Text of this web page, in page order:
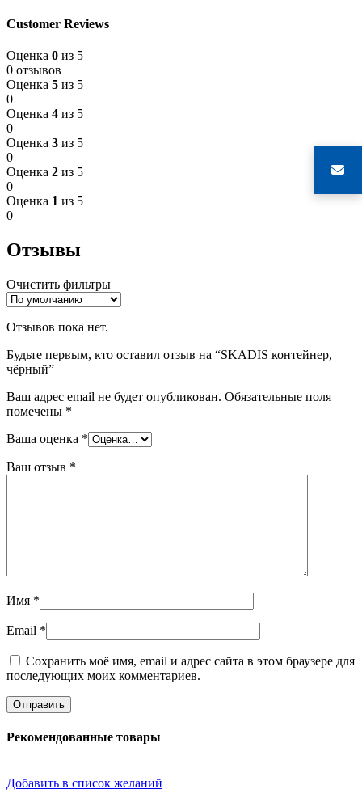
Customer Reviews
Оценка 0 из 5
0 отзывов
Оценка 5 из 5
0
Оценка 4 из 5
0
Оценка 3 из 5
0
Оценка 2 из 5
0
Оценка 1 из 5
0
Отзывы
Очистить фильтры
Отзывов пока нет.
Будьте первым, кто оставил отзыв на “SKADIS контейнер,
чёрный”
Ваш адрес email не будет опубликован. Обязательные поля
помечены *
Ваша оценка *
Ваш отзыв *
Имя *
Email *
Сохранить моё имя, email и адрес сайта в этом браузере для
последующих моих комментариев.
Рекомендованные товары
Добавить в список желаний